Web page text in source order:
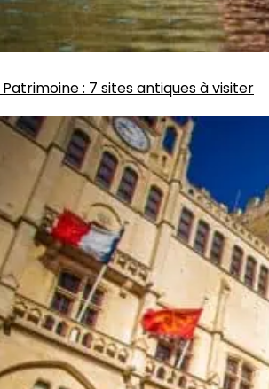
Patrimoine: 7 sites antiques à visiter